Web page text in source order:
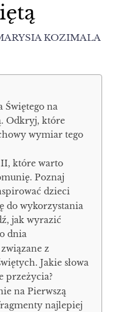
KOZIMALA
Świętego na
Odkryj, które
wymiar tego
II, które warto
Poznaj
dzieci
do wykorzystania
jak wyrazić
dnia
z
Jakie słowa
przeżycia?
na Pierwszą
najlepiej